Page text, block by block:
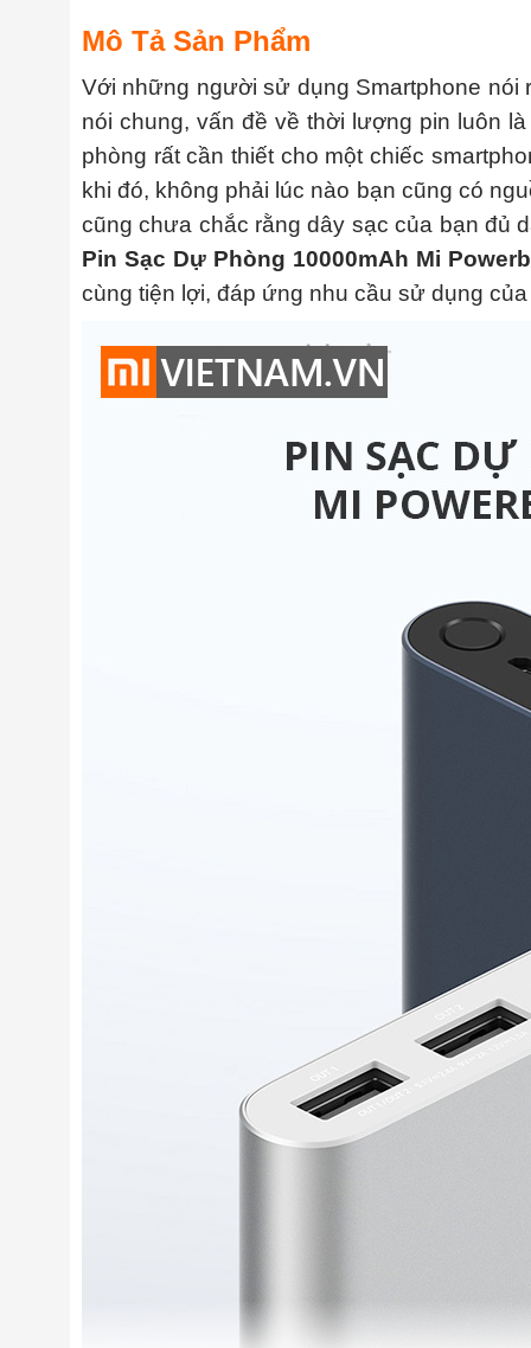
Mô Tả Sản Phẩm
Với những người sử dụng Smartphone nói
nói chung, vấn đề về thời lượng pin luôn
phòng rất cần thiết cho một chiếc
khi đó, không phải lúc nào bạn cũng có
cũng chưa chắc rằng dây sạc của bạn đủ
Pin Sạc Dự Phòng 10000mAh Mi
cùng tiện lợi, đáp ứng nhu cầu sử dụng của